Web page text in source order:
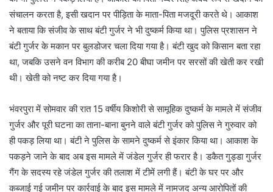
संचालन करता है, इसी खदान पर पीड़िता के माता-पिता मजदूरी करते थे। आकाश
ने बताया कि संजीव के साथ बंटी गुर्जर ने भी दुष्कर्म किया था। पुलिस प्रशासन ने
बंटी गुर्जर के मकान पर बुलडोजर चला दिया गया है। बंटी खुद को किसान बता रहा
था, जबकि उसने वन विभाग की करीब 20 बीघा जमीन पर सरसों की खेती कर रखी
थी। खेती को नष्ट कर दिया गया है।
भंवरपुरा में सोमवार की रात 15 वर्षीय किशोरी से सामूहिक दुष्कर्म के मामले में संजीव
गुर्जर और पूरी घटना का ताना-बाना बुनने वाले बंटी गुर्जर को पुलिस ने गुरुवार को
ही पकड़ लिया था। बंटी ने पुलिस के सामने दुष्कर्म से इंकार किया था। आकाश के
पकड़ने जाने के बाद अब इस मामले में जंडेल गुर्जर ही फरार है। डकैत गुड्डा गुर्जर
गैंग के सदस्य रहे जंडेल गुर्जर की तलाश में टीमें लगी हैं। बंटी के घर पर और
कब्जाई गई जमीन पर कार्रवाई के बाद इस मामले में नामजद अन्य आरोपितों की